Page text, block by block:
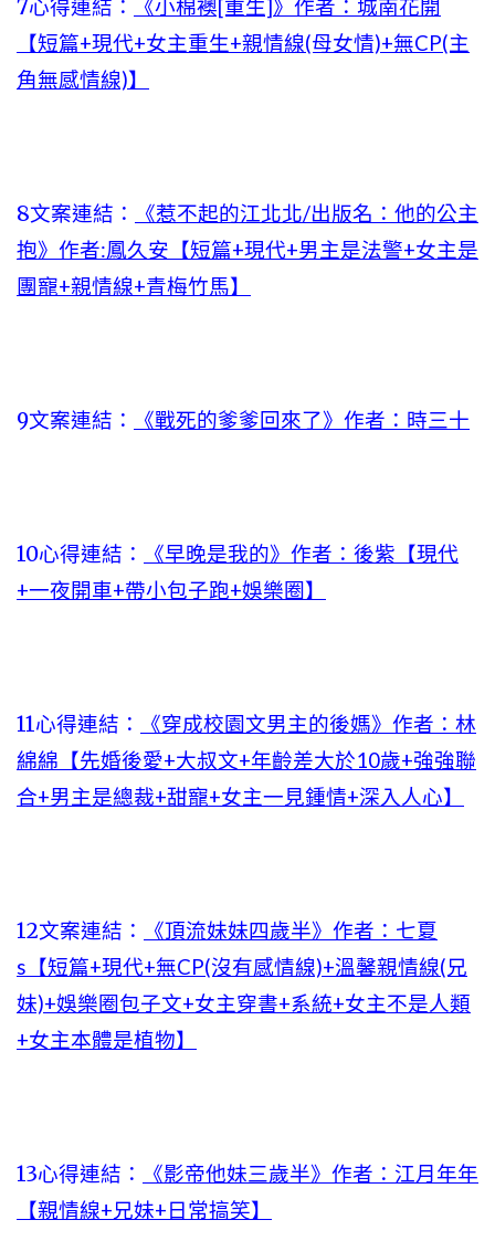
7心得連結：
《小棉襖[重生]》作者：城南花開
【短篇+現代+女主重生+親情線(母女情)+無CP(主
角無感情線)】
8文案連結：
《惹不起的江北北/出版名：他的公主
抱》作者:鳳久安【短篇+現代+男主是法警+女主是
團寵+親情線+青梅竹馬】
9文案連結： 《戰死的爹爹回來了》作者：時三十
10心得連結：
《早晚是我的》作者：後紫【現代
+一夜開車+帶小包子跑+娛樂圈】
11心得連結：
《穿成校園文男主的後媽》作者：林
綿綿【先婚後愛+大叔文+年齡差大於10歲+強強聯
合+男主是總裁+甜寵+女主一見鍾情+深入人心】
12文案連結：
《頂流妹妹四歲半》作者：七夏
s【短篇+現代+無CP(沒有感情線)+溫馨親情線(兄
妹)+娛樂圈包子文+女主穿書+系統+女主不是人類
+女主本體是植物】
13心得連結：
《影帝他妹三歲半》作者：江月年年
【親情線+兄妹+日常搞笑】